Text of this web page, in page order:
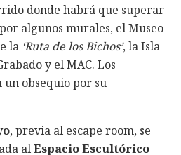
donde habrá que superar
algunos murales, el Museo
la ‘Ruta de los Bichos’, la Isla
y el MAC. Los
obsequio por su
, previa al escape room, se
alEspacio Escultórico